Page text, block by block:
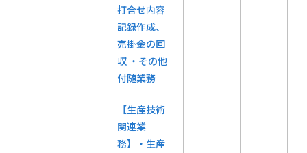
打合せ内容
記録作成、
売掛金の回
収 ・その他
付随業務
【生産技術
関連業
務】・生産